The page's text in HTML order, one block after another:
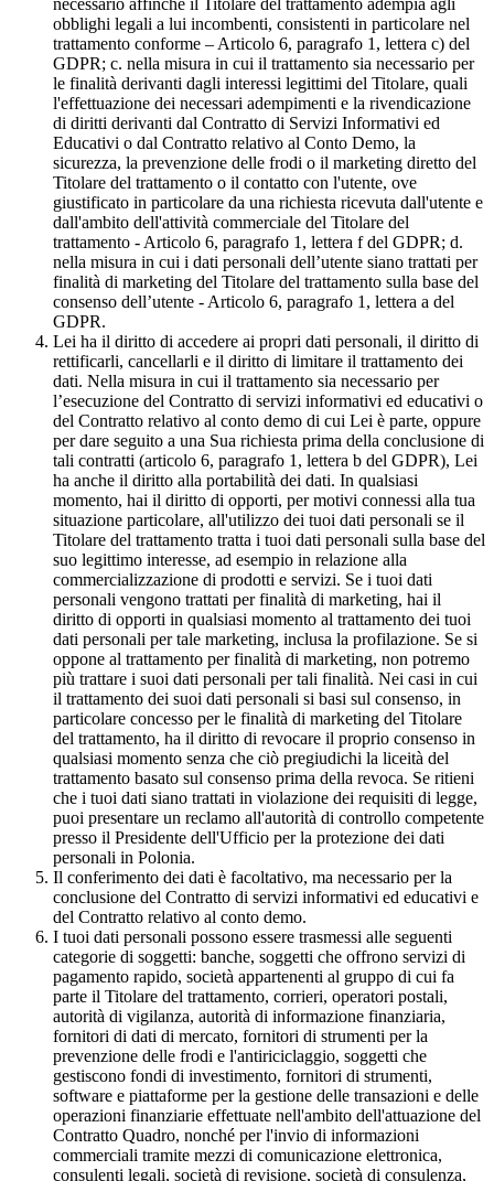
necessario affinché il Titolare del trattamento adempia agli
obblighi legali a lui incombenti, consistenti in particolare nel
trattamento conforme – Articolo 6, paragrafo 1, lettera c) del
GDPR; c. nella misura in cui il trattamento sia necessario per
le finalità derivanti dagli interessi legittimi del Titolare, quali
l'effettuazione dei necessari adempimenti e la rivendicazione
di diritti derivanti dal Contratto di Servizi Informativi ed
Educativi o dal Contratto relativo al Conto Demo, la
sicurezza, la prevenzione delle frodi o il marketing diretto del
Titolare del trattamento o il contatto con l'utente, ove
giustificato in particolare da una richiesta ricevuta dall'utente e
dall'ambito dell'attività commerciale del Titolare del
trattamento - Articolo 6, paragrafo 1, lettera f del GDPR; d.
nella misura in cui i dati personali dell’utente siano trattati per
finalità di marketing del Titolare del trattamento sulla base del
consenso dell’utente - Articolo 6, paragrafo 1, lettera a del
GDPR.
Lei ha il diritto di accedere ai propri dati personali, il diritto di
rettificarli, cancellarli e il diritto di limitare il trattamento dei
dati. Nella misura in cui il trattamento sia necessario per
l’esecuzione del Contratto di servizi informativi ed educativi o
del Contratto relativo al conto demo di cui Lei è parte, oppure
per dare seguito a una Sua richiesta prima della conclusione di
tali contratti (articolo 6, paragrafo 1, lettera b del GDPR), Lei
ha anche il diritto alla portabilità dei dati. In qualsiasi
momento, hai il diritto di opporti, per motivi connessi alla tua
situazione particolare, all'utilizzo dei tuoi dati personali se il
Titolare del trattamento tratta i tuoi dati personali sulla base del
suo legittimo interesse, ad esempio in relazione alla
commercializzazione di prodotti e servizi. Se i tuoi dati
personali vengono trattati per finalità di marketing, hai il
diritto di opporti in qualsiasi momento al trattamento dei tuoi
dati personali per tale marketing, inclusa la profilazione. Se si
oppone al trattamento per finalità di marketing, non potremo
più trattare i suoi dati personali per tali finalità. Nei casi in cui
il trattamento dei suoi dati personali si basi sul consenso, in
particolare concesso per le finalità di marketing del Titolare
del trattamento, ha il diritto di revocare il proprio consenso in
qualsiasi momento senza che ciò pregiudichi la liceità del
trattamento basato sul consenso prima della revoca. Se ritieni
che i tuoi dati siano trattati in violazione dei requisiti di legge,
puoi presentare un reclamo all'autorità di controllo competente
presso il Presidente dell'Ufficio per la protezione dei dati
personali in Polonia.
Il conferimento dei dati è facoltativo, ma necessario per la
conclusione del Contratto di servizi informativi ed educativi e
del Contratto relativo al conto demo.
I tuoi dati personali possono essere trasmessi alle seguenti
categorie di soggetti: banche, soggetti che offrono servizi di
pagamento rapido, società appartenenti al gruppo di cui fa
parte il Titolare del trattamento, corrieri, operatori postali,
autorità di vigilanza, autorità di informazione finanziaria,
fornitori di dati di mercato, fornitori di strumenti per la
prevenzione delle frodi e l'antiriciclaggio, soggetti che
gestiscono fondi di investimento, fornitori di strumenti,
software e piattaforme per la gestione delle transazioni e delle
operazioni finanziarie effettuate nell'ambito dell'attuazione del
Contratto Quadro, nonché per l'invio di informazioni
commerciali tramite mezzi di comunicazione elettronica,
consulenti legali, società di revisione, società di consulenza,